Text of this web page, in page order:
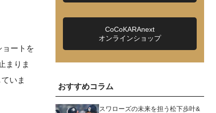
ートを
まりま
いま
CoCoKARAnext
オンラインショップ
おすすめコラム
スワローズの未来を担う松下歩叶&